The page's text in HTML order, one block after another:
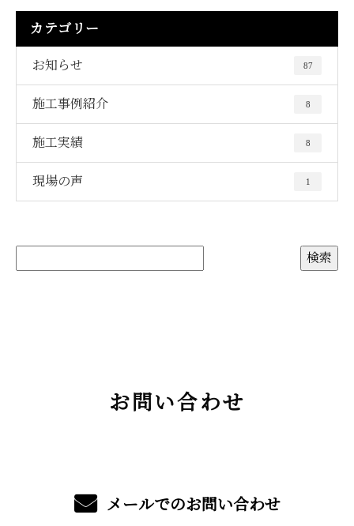
カテゴリー
お知らせ 87
施工事例紹介 8
施工実績 8
現場の声 1
お問い合わせ
メールでのお問い合わせ